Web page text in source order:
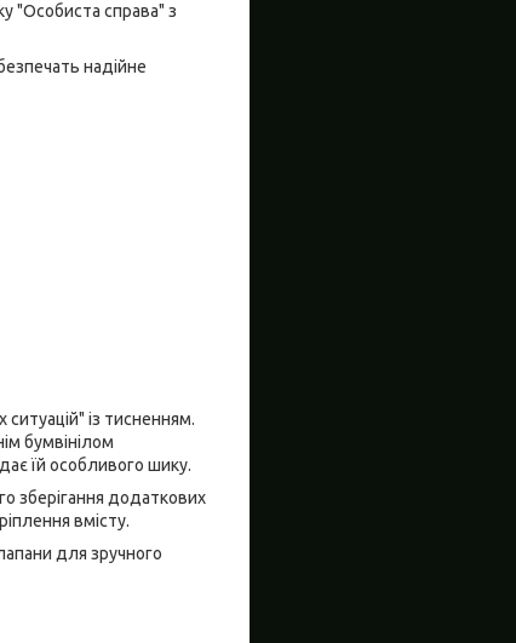
"Особиста справа" з
надійне
із тисненням.
бумвінілом
їй особливого шику.
зберігання додаткових
вмісту.
для зручного